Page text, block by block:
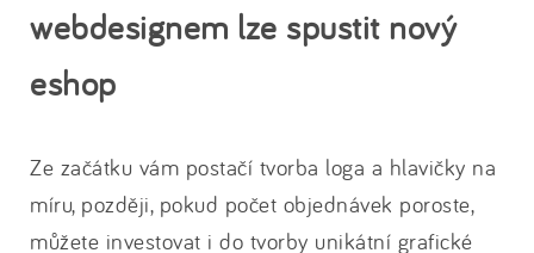
webdesignem lze spustit nový
eshop
Ze začátku vám postačí tvorba loga a hlavičky na
míru, později, pokud počet objednávek poroste,
můžete investovat i do tvorby unikátní grafické